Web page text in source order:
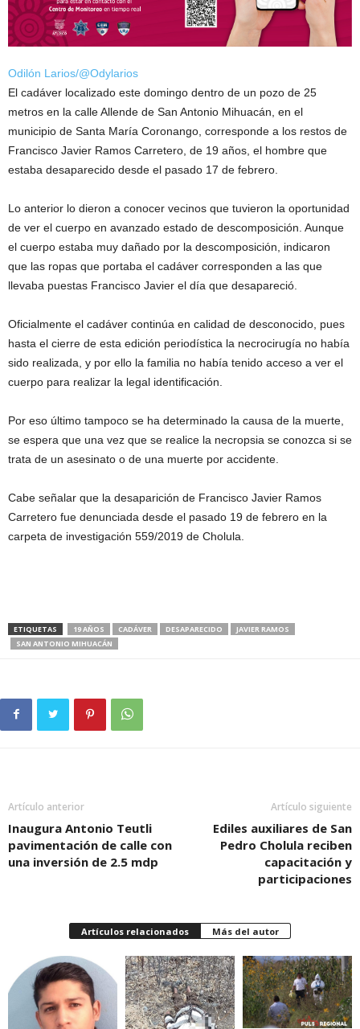
Odilón Larios/@Odylarios
El cadáver localizado este domingo dentro de un pozo de 25
metros en la calle Allende de San Antonio Mihuacán, en el
municipio de Santa María Coronango, corresponde a los restos de
Francisco Javier Ramos Carretero, de 19 años, el hombre que
estaba desaparecido desde el pasado 17 de febrero.
Lo anterior lo dieron a conocer vecinos que tuvieron la oportunidad
de ver el cuerpo en avanzado estado de descomposición. Aunque
el cuerpo estaba muy dañado por la descomposición, indicaron
que las ropas que portaba el cadáver corresponden a las que
llevaba puestas Francisco Javier el día que desapareció.
Oficialmente el cadáver continúa en calidad de desconocido, pues
hasta el cierre de esta edición periodística la necrocirugía no había
sido realizada, y por ello la familia no había tenido acceso a ver el
cuerpo para realizar la legal identificación.
Por eso último tampoco se ha determinado la causa de la muerte,
se espera que una vez que se realice la necropsia se conozca si se
trata de un asesinato o de una muerte por accidente.
Cabe señalar que la desaparición de Francisco Javier Ramos
Carretero fue denunciada desde el pasado 19 de febrero en la
carpeta de investigación 559/2019 de Cholula.
ETIQUETAS 19 AÑOS CADÁVER DESAPARECIDO
JAVIER RAMOS
SAN ANTONIO MIHUACÁN
Artículo anterior
Inaugura Antonio Teutli
pavimentación de calle con
una inversión de 2.5 mdp
Artículo siguiente
Ediles auxiliares de San
Pedro Cholula reciben
capacitación y
participaciones
Artículos relacionados Más del autor